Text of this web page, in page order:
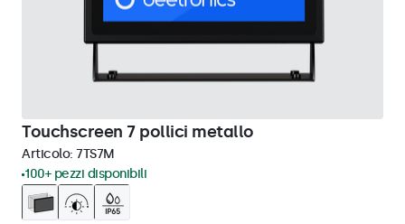
Touchscreen 7 pollici metallo
Articolo: 7TS7M
100+ pezzi disponibili